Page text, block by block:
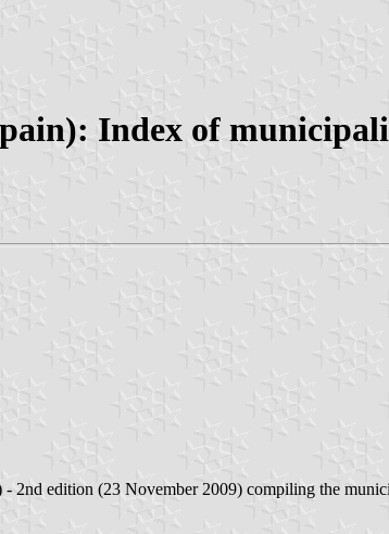
Index of
- 2nd edition (23 November 2009) compiling the